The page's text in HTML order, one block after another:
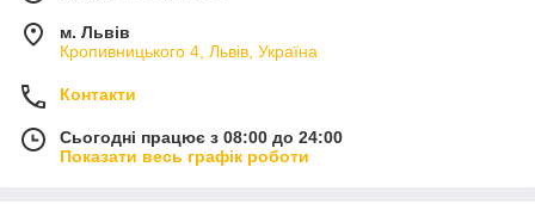
м. Львів
Кропивницького 4, Львів, Україна
Контакти
Сьогодні працює з 08:00 до 24:00
Показати весь графік роботи